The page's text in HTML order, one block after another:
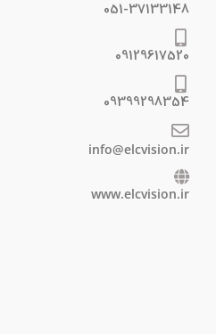
051-37133148
09129617520
09399298354
info@elcvision.ir
www.elcvision.ir